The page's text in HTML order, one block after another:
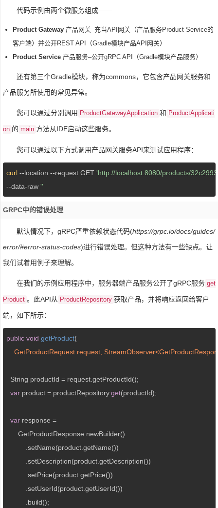
代码示例由两个微服务组成——
Product Gateway 产品网关–充当API网关（产品服务Product Service的
客户端）并公开REST API（Gradle模块产品API网关）
Product Service 产品服务–公开gRPC API（Gradle模块产品服务）
还有第三个Gradle模块，称为commons，它包含产品网关服务和
产品服务所使用的常见异常。
您可以通过分别调用 ProductGatewayApplication 和 ProductApplicati
on 的 main 方法从IDE启动这些服务。
您可以通过以下方式调用产品网关服务API来测试应用程序：
curl --location --request GET 'http://localhost:8080/products/
--data-raw ''
GRPC中的错误处理
默认情况下，gRPC严重依赖状态代码(https://grpc.io/docs/guides/
error/#error-status-codes)进行错误处理。但这种方法有一些缺点。让
我们试着用例子来理解。
在我们的示例应用程序中，服务器端产品服务公开了gRPC服务 get
Product 。此API从 ProductRepository 获取产品，并将响应返回给客户
端，如下所示：
public void getProduct(
GetProductRequest request,
  String productId = request.getProductId();
var product = productRepository.get(productId);
var response =
      GetProductResponse.newBuilder()
          .setName(product.getName())
          .setDescription(product.getDescription())
          .setPrice(product.getPrice())
          .setUserId(product.getUserId())
          .build();